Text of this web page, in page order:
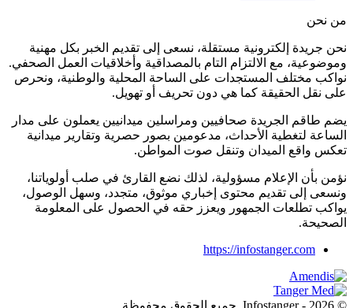
من نحن
نحن جريدة إلكترونية مستقلة، نسعى إلى تقديم الخبر بكل مهنية
وموضوعية، مع الالتزام التام بالمصداقية وأخلاقيات العمل الصحفي.
نواكب مختلف المستجدات على الساحة المحلية والوطنية، ونحرص
على نقل الحقيقة كما هي دون تحريف أو تهويل.
يضم طاقم الجريدة صحافيين ومراسلين ميدانيين يعملون على مدار
الساعة لتغطية الأحداث، مدعومين بصور حصرية وتقارير ميدانية
تعكس واقع الميدان وتنقل صوت المواطن.
نؤمن بأن الإعلام مسؤولية، لذلك نضع القارئ في صلب أولوياتنا،
ونسعى إلى تقديم محتوى إخباري موثوق، متجدد، وسهل الوصول،
يواكب تطلعات الجمهور ويعزز حقه في الحصول على المعلومة
الصحيحة.
https://infostanger.com
© 2026 - Infostanger. جميع الحقوق محفوظة